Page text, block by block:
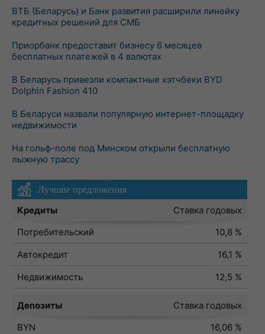
ВТБ (Беларусь) и Банк развития расширили линейку
кредитных решений для СМБ
Приорбанк предоставит бизнесу 6 месяцев
бесплатных платежей в 4 валютах
В Беларусь привезли компактные хэтчбеки BYD
Dolphin Fashion 410
В Беларуси назвали популярную интернет-площадку
недвижимости
На гольф-поле под Минском открыли бесплатную
лыжную трассу
Лучшие предложения
Кредиты
Ставка годовых
Потребительский
10,8 %
Автокредит
16,1 %
Недвижимость
12,5 %
Депозиты
Ставка годовых
BYN
16,06 %